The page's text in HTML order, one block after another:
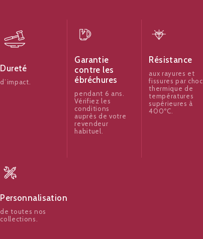
Dureté
d’impact.
Garantie
contre les
ébréchures
pendant 6 ans.
Vérifiez les
conditions
auprès de votre
revendeur
habituel.
Résistance
aux rayures et
fissures par choc
thermique de
températures
supérieures à
400ºC.
Personnalisation
de toutes nos
collections.